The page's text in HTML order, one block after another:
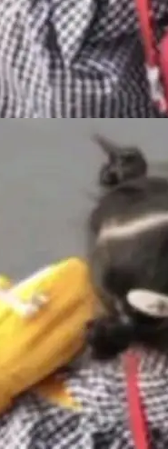
午 5:53
封邮
查前苹
你写
句话让
示：
M
置 > 搜
式发
音视频
特殊之
字，
对于
不陌
周
的名
媒大学
频、音
示，AI
报道
商品
任
际支出
该项目
运行长
常。这
时间
访里
，而
底或
。 Dela
国的
迭代，
"buil
个判
是
个模
工程师
答案几
序写程
智能
age
论点很
统的自
全
想到它
1日，
tiany
相